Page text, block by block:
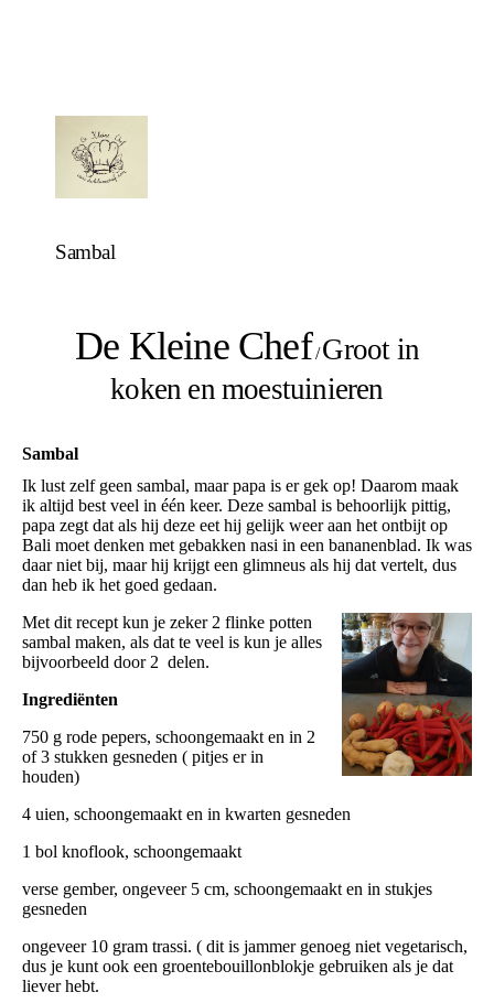
Sambal
De Kleine Chef/Groot in
koken en moestuinieren
Sambal
Ik lust zelf geen sambal, maar papa is er gek op! Daarom maak
ik altijd best veel in één keer. Deze sambal is behoorlijk pittig,
papa zegt dat als hij deze eet hij gelijk weer aan het ontbijt op
Bali moet denken met gebakken nasi in een bananenblad. Ik was
daar niet bij, maar hij krijgt een glimneus als hij dat vertelt, dus
dan heb ik het goed gedaan.
Met dit recept kun je zeker 2 flinke potten
sambal maken, als dat te veel is kun je alles
bijvoorbeeld door 2 delen.
Ingrediënten
750 g rode pepers, schoongemaakt en in 2
of 3 stukken gesneden ( pitjes er in
houden)
4 uien, schoongemaakt en in kwarten gesneden
1 bol knoflook, schoongemaakt
verse gember, ongeveer 5 cm, schoongemaakt en in stukjes
gesneden
ongeveer 10 gram trassi. ( dit is jammer genoeg niet vegetarisch,
dus je kunt ook een groentebouillonblokje gebruiken als je dat
liever hebt.